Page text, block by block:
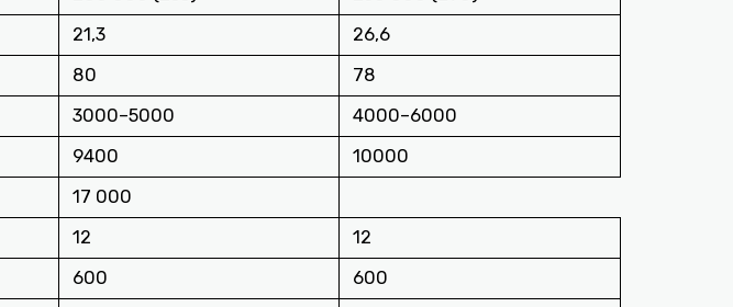
21,3
26,6
80
78
3000–5000
4000–6000
9400
10000
17 000
12
12
600
600